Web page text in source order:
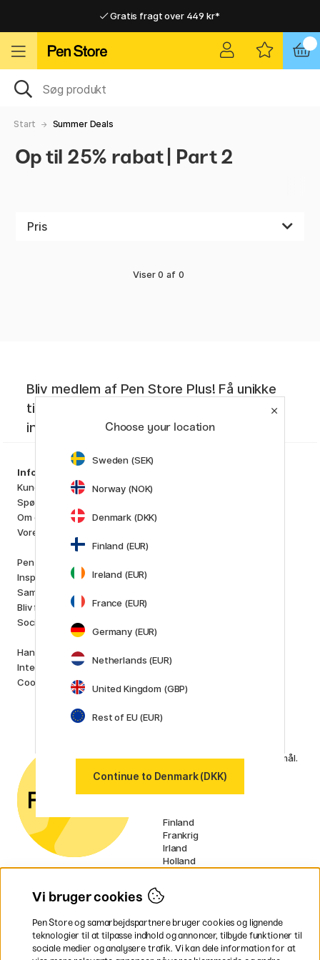
Gratis fragt over 449 kr*
Hurtigt til dør eller pakkeshop
Hurtigt til dør eller pakkeshop
Start Summer Deals
Op til 25% rabat | Part 2
Pris
Viser 0 af 0
Bliv medlem af Pen Store Plus! Få unikke
tilbud, de seneste nyheder og kreativ
inspiration.
Information
Kundeservice
Spørgsmål og svar
Om os
Vores butik
Pen Store Plus
Inspiration og guider
Samarbejd med os
Bliv forhandler
Socialt ansvar
Handelsbetingelser
Integritetspolitik
Cookies
Faber-Castell
Winsor & Newton
telefon, hvis du har spørgsmål.
Vores markeder
Sverige
Finland
Frankrig
Irland
Holland
EU
* Specifikkefragtvilkår gælder for
voluminøse varer.
Choose your location
Sweden (SEK)
Norway (NOK)
Denmark (DKK)
Finland (EUR)
Ireland (EUR)
France (EUR)
Germany (EUR)
Netherlands (EUR)
United Kingdom (GBP)
Rest of EU (EUR)
Continue to Denmark (DKK)
Vi bruger cookies
Pen Store og samarbejdspartnere bruger cookies og lignende
teknologier til at tilpasse indhold og annoncer, tilbyde funktioner til
sociale medier og analysere trafik. Vi kan dele information for at